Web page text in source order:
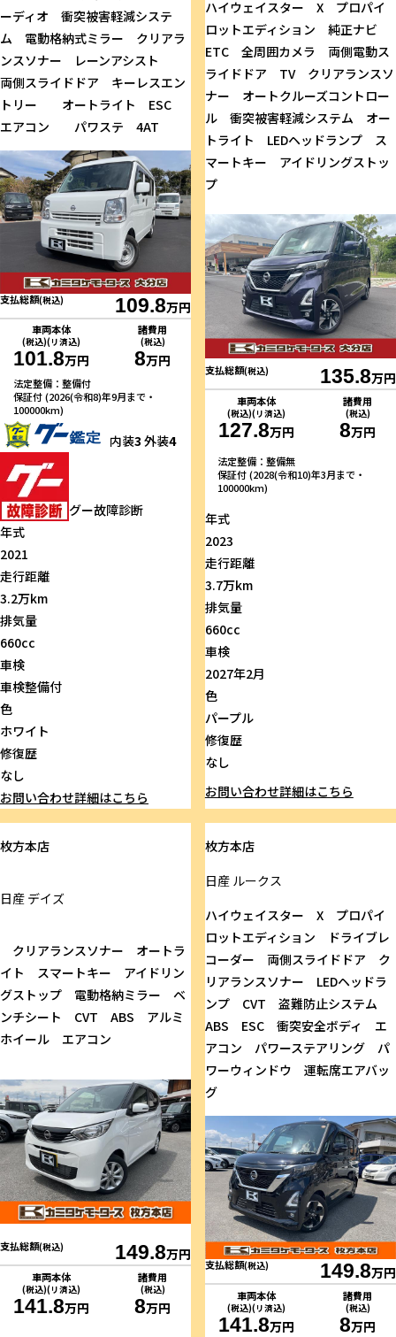
ーディオ 衝突被害軽減システ
ム 電動格納式ミラー クリアラ
ンスソナー レーンアシスト
両側スライドドア キーレスエン
トリー オートライト ESC
エアコン パワステ 4AT
支払総額(税込) 109.8万円
車両本体
(税込)(リ済込)
101.8万円
諸費用
(税込)
8万円
法定整備：整備付
保証付 (2026(令和8)年9月まで・
100000km)
内装3 外装4
グー故障診断
年式
2021
走行距離
3.2万km
排気量
660cc
車検
車検整備付
色
ホワイト
修復歴
なし
お問い合わせ詳細はこちら
ハイウェイスター X プロパイ
ロットエディション 純正ナビ
ETC 全周囲カメラ 両側電動ス
ライドドア TV クリアランスソ
ナー オートクルーズコントロー
ル 衝突被害軽減システム オー
トライト LEDヘッドランプ ス
マートキー アイドリングストッ
プ
支払総額(税込) 135.8万円
車両本体
(税込)(リ済込)
127.8万円
諸費用
(税込)
8万円
法定整備：整備無
保証付 (2028(令和10)年3月まで・
100000km)
年式
2023
走行距離
3.7万km
排気量
660cc
車検
2027年2月
色
パープル
修復歴
なし
お問い合わせ詳細はこちら
枚方本店
日産 デイズ
クリアランスソナー オートラ
イト スマートキー アイドリン
グストップ 電動格納ミラー ベ
ンチシート CVT ABS アルミ
ホイール エアコン
支払総額(税込) 149.8万円
車両本体
(税込)(リ済込)
141.8万円
諸費用
(税込)
8万円
枚方本店
日産ルークス
ハイウェイスター X プロパイ
ロットエディション ドライブレ
コーダー 両側スライドドア ク
リアランスソナー LEDヘッドラ
ンプ CVT 盗難防止システム
ABS ESC 衝突安全ボディ エ
アコン パワーステアリング パ
ワーウィンドウ 運転席エアバッ
グ
支払総額(税込) 149.8万円
車両本体
(税込)(リ済込)
141.8万円
諸費用
(税込)
8万円